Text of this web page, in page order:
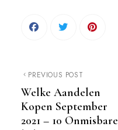
PREVIOUS POST
Welke Aandelen
Kopen September
2021 – 10 Onmisbare